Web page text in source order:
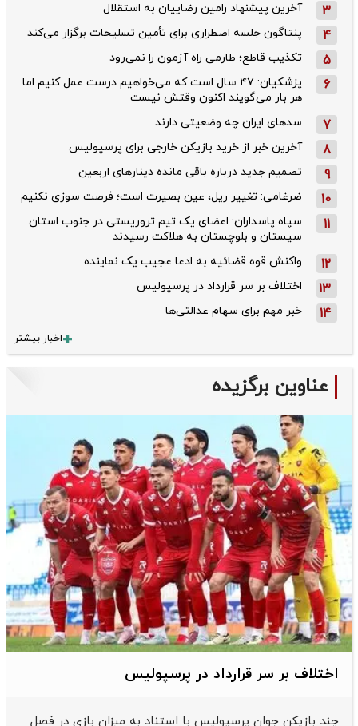
3 آخرین پیشنهاد رامین رضاییان به استقلال
4 پنتاگون جلسه اضطراری برای تأمین تسلیحات برگزار می‌کند
5 تکذیب قاطع؛‌ طارمی راه آزمون را نمی‌رود
6
پزشکیان: ۴۷ سال است که می‌خواهیم درست عمل کنیم اما
هر بار می‌گویند اکنون وقتش نیست
7 سدهای ایران چه وضعیتی دارند
8 آخرین خبر از خرید بازیکن خارجی برای پرسپولیس
9 تصمیم جدید درباره باقی مانده دینارهای اربعین
10 ضرغامی: تغییر ریل، عین بصیرت است؛ فرصت سوزی نکنیم
11
سپاه پاسداران: اعضای یک تیم تروریستی در جنوب استان
سیستان و بلوچستان به هلاکت رسیدند
12 واکنش قوه قضائیه به ادعا عجیب یک نماینده
13 اختلاف بر سر قرارداد در پرسپولیس
14 خبر مهم برای سهام عدالتی‌ها
اخبار بیشتر
عناوین برگزیده
اختلاف بر سر قرارداد در پرسپولیس
چند بازیکن جوان پرسپولیس با استناد به میزان بازی در فصل